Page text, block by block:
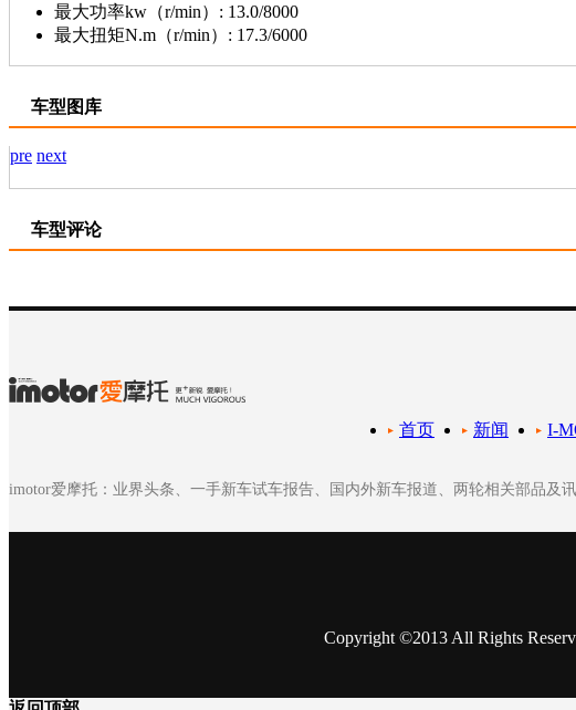
最大功率kw（r/min）: 13.0/8000
最大扭矩N.m（r/min）: 17.3/6000
车型图库
pre next
车型评论
I-
新闻
首页
imotor爱摩托：业界头条、一手新车试车报告、国内外新车报道、两轮相关部品及
Copyright ©2013 All Rights